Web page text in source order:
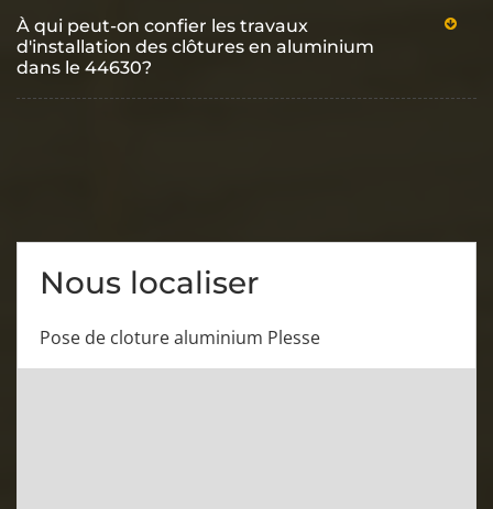
À qui peut-on confier les travaux
d'installation des clôtures en aluminium
dans le 44630?
Nous localiser
Pose de cloture aluminium Plesse